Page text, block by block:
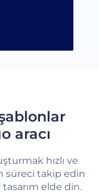
aracı
hızlı ve
süreci takip edin
elde din.